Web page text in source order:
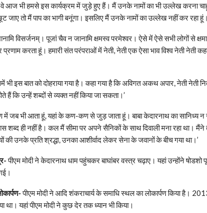
आज भी हमसे इस कार्यक्रम में जुड़े हुए हैं। मैं उनके नामों का भी उल्लेख करना चाहूं
तो मैं पाप का भागी बनूंगा। इसलिए मैं उनके नामों का उल्लेख नहीं कर रहा हूं।
विसर्जनम्। पूजां चैव न जानामि क्षमस्व परमेश्वर। ऐसे में ऐसे सभी लोगों से
करता हूं। हमारी संत परंपराओं में नेती, नेती एक ऐसा भाव विश्व नेती नेती
भी इस बात को दोहराया गया है। कहा गया है कि अविगत अकथ अपार, नेती नेती
कि उन्हें शब्दों से व्यक्त नहीं किया जा सकता।’
में जब भी आता हूं, यहां के कण-कण से जुड़ जाता हूं। बाबा केदारनाथ का
शब्द ही नहीं है। कल मैं सीमा पर अपने सैनिकों के साथ दिवाली मना रहा था। मैंने
की उनके प्रति श्रद्धा, उनका आशीर्वाद लेकर सेना के जवानों के बीच गया था।’
पीएम मोदी ने केदारनाथ धाम पहुंचकर बाघांबर वस्त्र चढ़ाए। यहां उन्होंने
पीएम मोदी ने आदि शंकराचार्य के समाधि स्थल का लोकार्पण किया है।
था। यहां पीएम मोदी ने कुछ देर तक ध्यान भी किया।